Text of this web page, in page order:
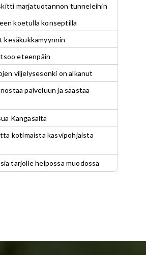
marjatuotannon tunneleihin
koetulla konseptilla
kesäkukkamyynnin
eteenpäin
viljelysesonki on alkanut
palveluun ja säästää
Kangasalta
kotimaista kasvipohjaista
tarjolle helpossa muodossa